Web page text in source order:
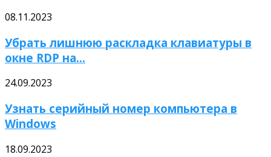
08.11.2023
Убрать лишнюю раскладка клавиатуры в
окне RDP на...
24.09.2023
Узнать серийный номер компьютера в
Windows
18.09.2023